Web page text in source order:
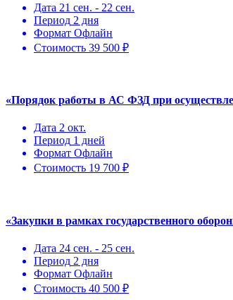
Дата 21 сен. - 22 сен.
Период 2 дня
Формат Офлайн
Стоимость 39 500 ₽
«Порядок работы в АС ФЗД при
Дата 2 окт.
Период 1 дней
Формат Офлайн
Стоимость 19 700 ₽
«Закупки в рамках государственного
Дата 24 сен. - 25 сен.
Период 2 дня
Формат Офлайн
Стоимость 40 500 ₽